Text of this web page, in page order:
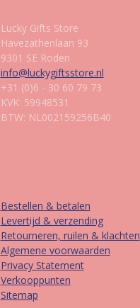
Lucky Gifts Store
Havezathenlaan 93
9301 SE Roden
info@luckygiftsstore.nl
+31 (0)6 - 30 60 79 73
KVK: 59948531
BTW: NL002159256B40
Bestellen & betalen
Levertijd & verzending
Retourneren, ruilen & klachten
Algemene voorwaarden
Privacy Statement
Verkooppunten
Sitemap